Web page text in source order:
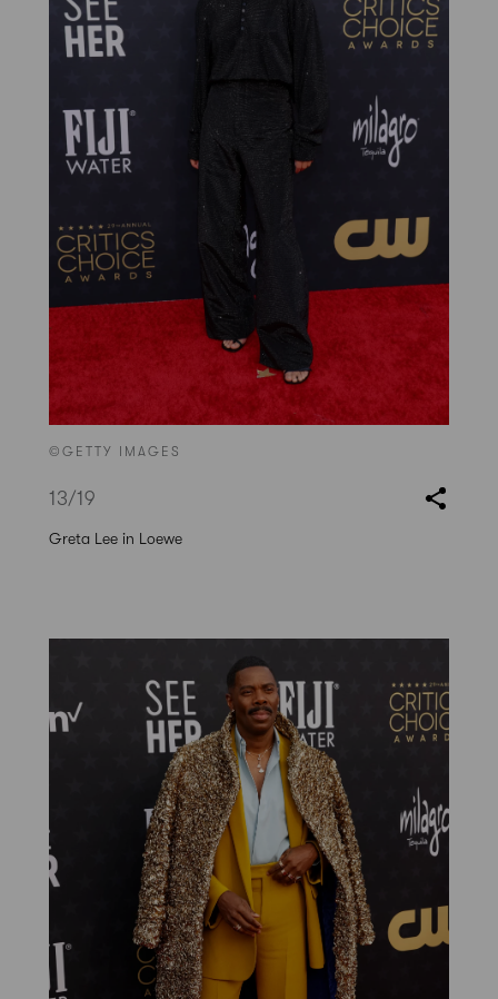
©GETTY IMAGES
13/19
Greta Lee in Loewe